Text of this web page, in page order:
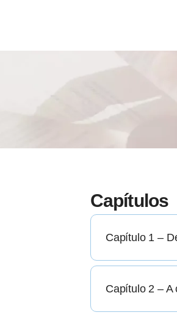
Capítulos
Capítulo 1 –
Capítulo 2 – A